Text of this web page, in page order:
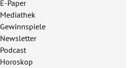
E-Paper
Mediathek
Gewinnspiele
Newsletter
Podcast
Horoskop